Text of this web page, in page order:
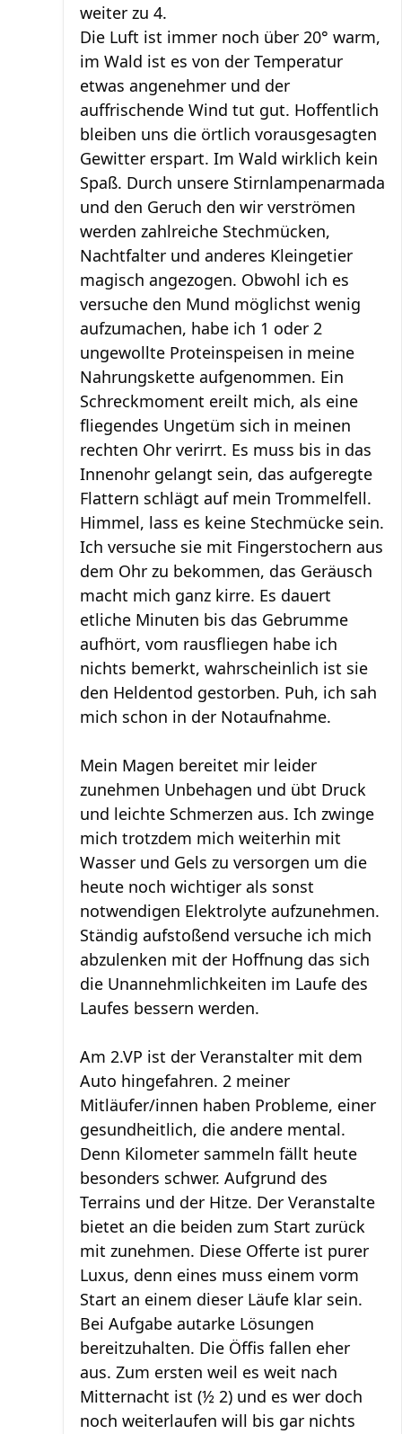
weiter zu 4.
Die Luft ist immer noch über 20° warm,
im Wald ist es von der Temperatur
etwas angenehmer und der
auffrischende Wind tut gut. Hoffentlich
bleiben uns die örtlich vorausgesagten
Gewitter erspart. Im Wald wirklich kein
Spaß. Durch unsere Stirnlampenarmada
und den Geruch den wir verströmen
werden zahlreiche Stechmücken,
Nachtfalter und anderes Kleingetier
magisch angezogen. Obwohl ich es
versuche den Mund möglichst wenig
aufzumachen, habe ich 1 oder 2
ungewollte Proteinspeisen in meine
Nahrungskette aufgenommen. Ein
Schreckmoment ereilt mich, als eine
fliegendes Ungetüm sich in meinen
rechten Ohr verirrt. Es muss bis in das
Innenohr gelangt sein, das aufgeregte
Flattern schlägt auf mein Trommelfell.
Himmel, lass es keine Stechmücke sein.
Ich versuche sie mit Fingerstochern aus
dem Ohr zu bekommen, das Geräusch
macht mich ganz kirre. Es dauert
etliche Minuten bis das Gebrumme
aufhört, vom rausfliegen habe ich
nichts bemerkt, wahrscheinlich ist sie
den Heldentod gestorben. Puh, ich sah
mich schon in der Notaufnahme.
Mein Magen bereitet mir leider
zunehmen Unbehagen und übt Druck
und leichte Schmerzen aus. Ich zwinge
mich trotzdem mich weiterhin mit
Wasser und Gels zu versorgen um die
heute noch wichtiger als sonst
notwendigen Elektrolyte aufzunehmen.
Ständig aufstoßend versuche ich mich
abzulenken mit der Hoffnung das sich
die Unannehmlichkeiten im Laufe des
Laufes bessern werden.
Am 2.VP ist der Veranstalter mit dem
Auto hingefahren. 2 meiner
Mitläufer/innen haben Probleme, einer
gesundheitlich, die andere mental.
Denn Kilometer sammeln fällt heute
besonders schwer. Aufgrund des
Terrains und der Hitze. Der Veranstalte
bietet an die beiden zum Start zurück
mit zunehmen. Diese Offerte ist purer
Luxus, denn eines muss einem vorm
Start an einem dieser Läufe klar sein.
Bei Aufgabe autarke Lösungen
bereitzuhalten. Die Öffis fallen eher
aus. Zum ersten weil es weit nach
Mitternacht ist (½ 2) und es wer doch
noch weiterlaufen will bis gar nichts